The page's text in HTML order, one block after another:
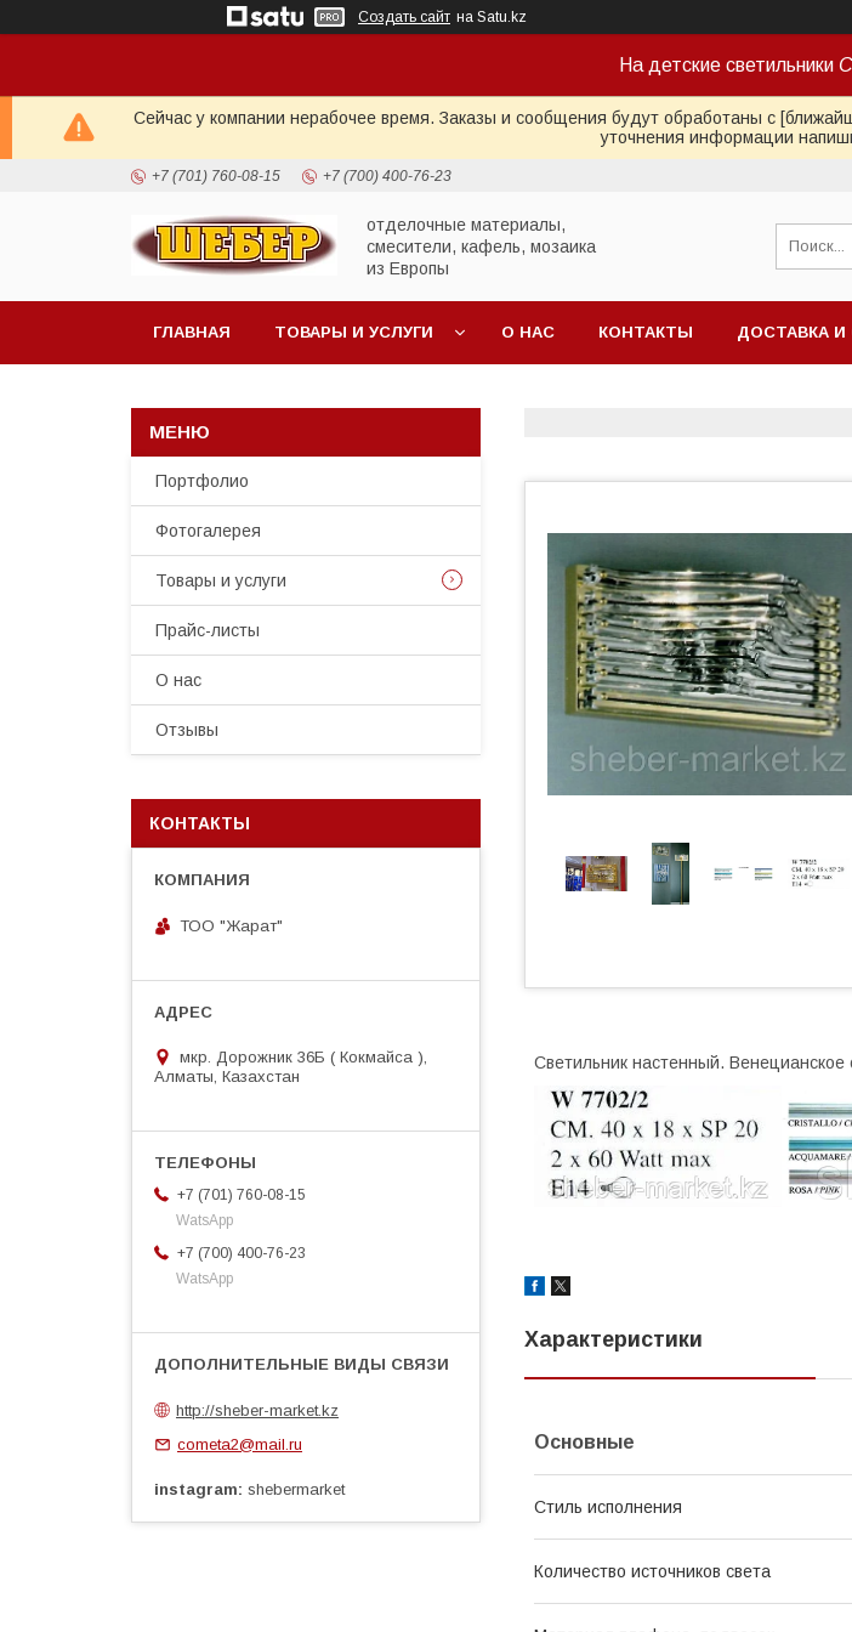
Создать сайт на Satu.kz
На детские светильники
Сейчас у компании нерабочее время. Заказы и сообщения будут обработаны с
уточнения информации
+7 (701) 760-08-15 +7 (700) 400-76-23
отделочные материалы,
смесители, кафель, мозаика
из Европы
ГЛАВНАЯ ТОВАРЫ И УСЛУГИ О НАС КОНТАКТЫ ДОСТАВКА И
Светильник наcтенный. Венецианское
Характеристики
Основные
Стиль исполнения
Количество источников света
Портфолио
Фотогалерея
Товары и услуги
Прайс-листы
О нас
Отзывы
КОНТАКТЫ
ТОО "Жарат"
мкр. Дорожник 36Б ( Кокмайса ),
Алматы, Казахстан
+7 (701) 760-08-15
WatsApp
+7 (700) 400-76-23
WatsApp
http://sheber-market.kz
cometa2@mail.ru
instagram shebermarket